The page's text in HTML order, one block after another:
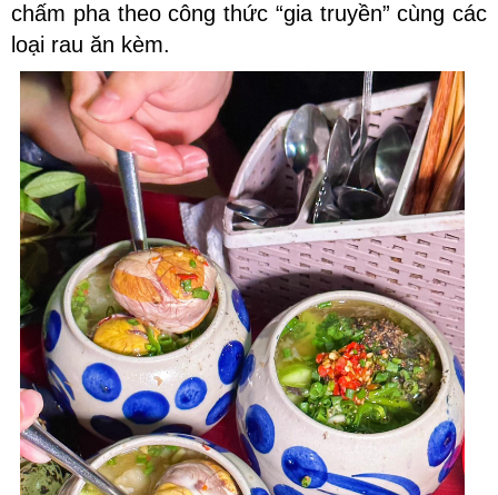
chấm pha theo công thức “gia truyền” cùng các
loại rau ăn kèm.